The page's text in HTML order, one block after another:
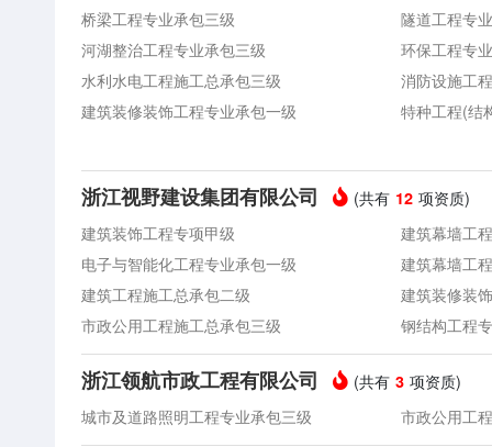
桥梁工程专业承包三级
隧道工程专
河湖整治工程专业承包三级
环保工程专
水利水电工程施工总承包三级
消防设施工
建筑装修装饰工程专业承包一级
特种工程(结
浙江视野建设集团有限公司 (共有 12 项资质)
建筑装饰工程专项甲级
建筑幕墙工
电子与智能化工程专业承包一级
建筑幕墙工
建筑工程施工总承包二级
建筑装修装
市政公用工程施工总承包三级
钢结构工程
浙江领航市政工程有限公司 (共有 3 项资质)
城市及道路照明工程专业承包三级
市政公用工